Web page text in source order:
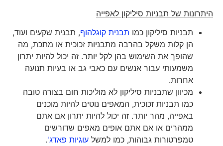
היתרונות של תבניות סיליקון לאפייה
תבניות סיליקון כמותבנית קוגלהוף, תבנית שקעים ועוד,
הן קלות משקל בהרבה מתבניות זכוכית או מתכת, מה
שהופך את השימוש בהן לקל יותר. זה יכול להיות יתרון
משמעותי עבור אנשים עם כאבי גב או בעיות תנועה
אחרות.
מכיוון שתבניות סיליקון לא מוליכות חום בצורה טובה
כמו תבניות זכוכית, המאפים נוטים להיות מוכנים
באפייה, מהר יותר. זה יכול להיות יתרון אם אתם
ממהרים או אם אתם אופים מאפים שדורשים
טמפרטורות גבוהות, כמו למשלעוגיות פאדג'.